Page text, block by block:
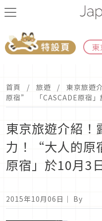
東
首頁 旅遊
東京旅遊
原宿” 「CASCADE原宿」
東京旅遊介紹！
力！“大人的
原宿」於10月3
2015年10月06日 ｜ By